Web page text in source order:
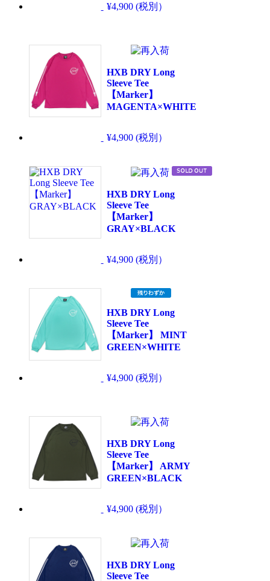
¥4,900 (税別）
HXB DRY Long
Sleeve Tee
【Marker】
MAGENTA×WHITE
¥4,900 (税別）
HXB DRY Long
Sleeve Tee
【Marker】
GRAY×BLACK
¥4,900 (税別）
HXB DRY Long
Sleeve Tee
【Marker】 MINT
GREEN×WHITE
¥4,900 (税別）
HXB DRY Long
Sleeve Tee
【Marker】 ARMY
GREEN×BLACK
¥4,900 (税別）
HXB DRY Long
Sleeve Tee